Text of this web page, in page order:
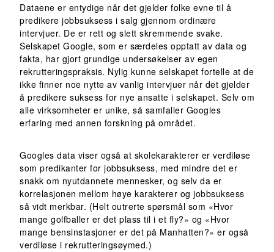
Dataene er entydige når det gjelder folke evne til å
predikere jobbsuksess i salg gjennom ordinære
intervjuer. De er rett og slett skremmende svake.
Selskapet Google, som er særdeles opptatt av data og
fakta, har gjort grundige undersøkelser av egen
rekrutteringspraksis. Nylig kunne selskapet fortelle at de
ikke finner noe nytte av vanlig intervjuer når det gjelder
å predikere suksess for nye ansatte i selskapet. Selv om
alle virksomheter er unike, så samfaller Googles
erfaring med annen forskning på området.
Googles data viser også at skolekarakterer er verdiløse
som predikanter for jobbsuksess, med mindre det er
snakk om nyutdannete mennesker, og selv da er
korrelasjonen mellom høye karakterer og jobbsuksess
så vidt merkbar. (Helt outrerte spørsmål som «Hvor
mange golfballer er det plass til i et fly?» og «Hvor
mange bensinstasjoner er det på Manhatten?» er også
verdiløse i rekrutteringsøymed.)